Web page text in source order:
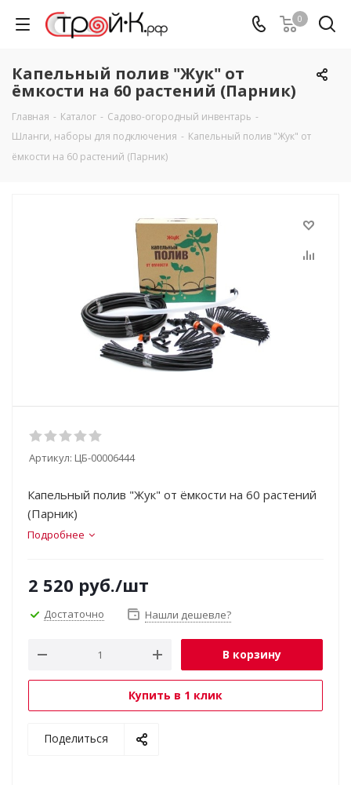
0
Капельный полив "Жук" от
ёмкости на 60 растений (Парник)
Главная - Каталог - Садово-огородный инвентарь -
Шланги, наборы для подключения - Капельный полив "Жук" от
ёмкости на 60 растений (Парник)
Артикул: ЦБ-00006444
Капельный полив "Жук" от ёмкости на 60 растений
(Парник)
Подробнее
2 520 руб./шт
Достаточно Нашли дешевле?
В корзину
Купить в 1 клик
Поделиться